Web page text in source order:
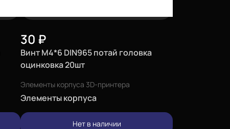
30 ₽
Винт М4*6 DIN965 потай головка
оцинковка 20шт
Элементы корпуса 3D-принтера
Элементы корпуса
Нет в наличии